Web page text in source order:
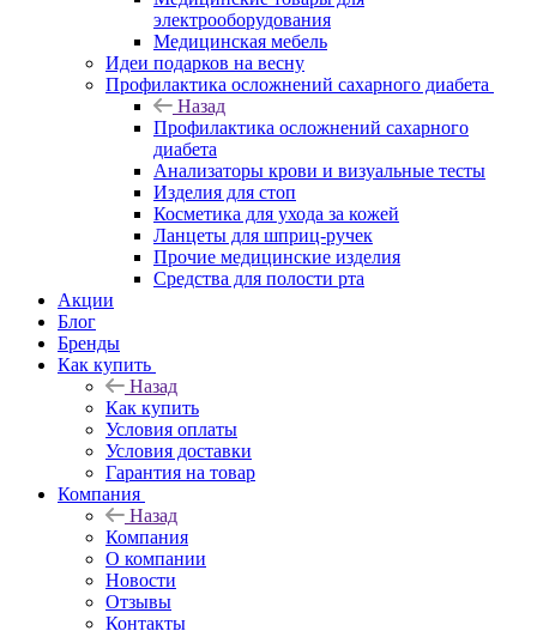
электрооборудования
Медицинская мебель
Идеи подарков на весну
Профилактика осложнений сахарного диабета
Назад
Профилактика осложнений сахарного
диабета
Анализаторы крови и визуальные тесты
Изделия для стоп
Косметика для ухода за кожей
Ланцеты для шприц-ручек
Прочие медицинские изделия
Средства для полости рта
Акции
Блог
Бренды
Как купить
Назад
Как купить
Условия оплаты
Условия доставки
Гарантия на товар
Компания
Назад
Компания
О компании
Новости
Отзывы
Контакты